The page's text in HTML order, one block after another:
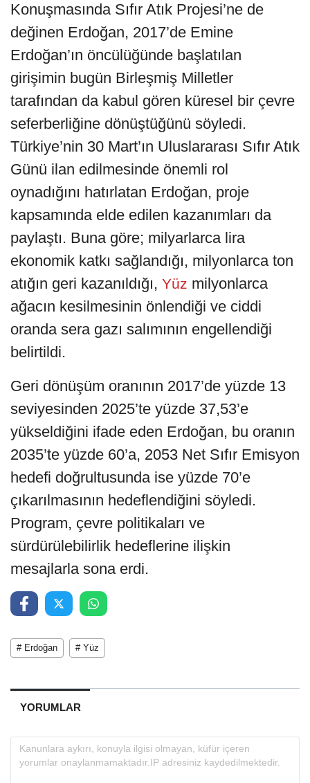
Konuşmasında Sıfır Atık Projesi’ne de
değinen Erdoğan, 2017’de Emine
Erdoğan’ın öncülüğünde başlatılan
girişimin bugün Birleşmiş Milletler
tarafından da kabul gören küresel bir çevre
seferberliğine dönüştüğünü söyledi.
Türkiye’nin 30 Mart’ın Uluslararası Sıfır Atık
Günü ilan edilmesinde önemli rol
oynadığını hatırlatan Erdoğan, proje
kapsamında elde edilen kazanımları da
paylaştı. Buna göre; milyarlarca lira
ekonomik katkı sağlandığı, milyonlarca ton
atığın geri kazanıldığı, Yüz milyonlarca
ağacın kesilmesinin önlendiği ve ciddi
oranda sera gazı salımının engellendiği
belirtildi.
Geri dönüşüm oranının 2017’de yüzde 13
seviyesinden 2025’te yüzde 37,53’e
yükseldiğini ifade eden Erdoğan, bu oranın
2035’te yüzde 60’a, 2053 Net Sıfır Emisyon
hedefi doğrultusunda ise yüzde 70’e
çıkarılmasının hedeflendiğini söyledi.
Program, çevre politikaları ve
sürdürülebilirlik hedeflerine ilişkin
mesajlarla sona erdi.
# Erdoğan # Yüz
YORUMLAR